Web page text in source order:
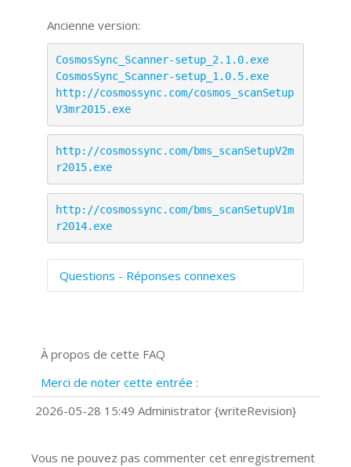
Ancienne version:
CosmosSync_Scanner-setup_2.1.0.exe
CosmosSync_Scanner-setup_1.0.5.exe
http://cosmossync.com/cosmos_scanSetup
V3mr2015.exe
http://cosmossync.com/bms_scanSetupV2m
r2015.exe
http://cosmossync.com/bms_scanSetupV1m
r2014.exe
Questions - Réponses connexes
Prise de vue 360°
?
Comment installer Google Chrome ?
À propos de cette FAQ
Merci de noter cette entrée :
2026-05-28 15:49 Administrator {writeRevision}
Vous ne pouvez pas commenter cet enregistrement